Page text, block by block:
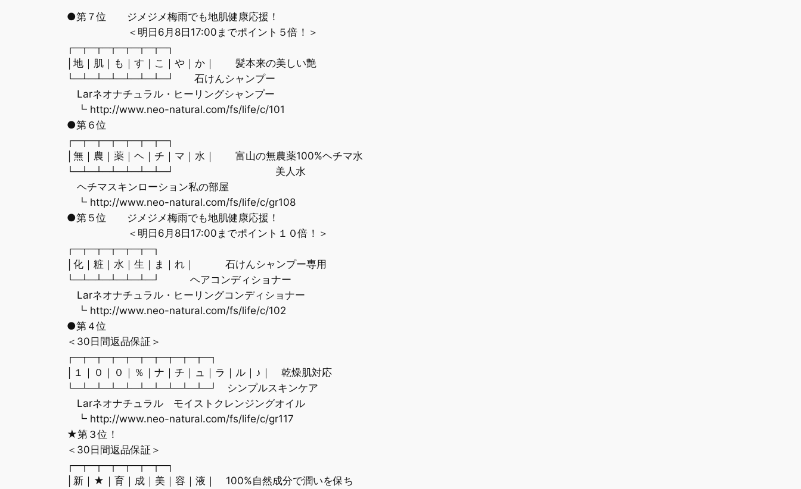
●第７位 ジメジメ梅雨でも地肌健康応援！
＜明日6月8日17:00までポイント５倍！＞
┌─┬─┬─┬─┬─┬─┬─┐
│地｜肌｜も｜す｜こ｜や｜か｜ 髪本来の美しい艶
└─┴─┴─┴─┴─┴─┴─┘ 石けんシャンプー
Larネオナチュラル・ヒーリングシャンプー
┗ http://www.neo-natural.com/fs/life/c/101
●第６位
┌─┬─┬─┬─┬─┬─┬─┐
│無｜農｜薬｜ヘ｜チ｜マ｜水｜ 富山の無農薬100%ヘチマ水
└─┴─┴─┴─┴─┴─┴─┘ 美人水
ヘチマスキンローション私の部屋
┗ http://www.neo-natural.com/fs/life/c/gr108
●第５位 ジメジメ梅雨でも地肌健康応援！
＜明日6月8日17:00までポイント１０倍！＞
┌─┬─┬─┬─┬─┬─┐
│化｜粧｜水｜生｜ま｜れ｜ 石けんシャンプー専用
└─┴─┴─┴─┴─┴─┘ ヘアコンディショナー
Larネオナチュラル・ヒーリングコンディショナー
┗ http://www.neo-natural.com/fs/life/c/102
●第４位
＜30日間返品保証＞
┌─┬─┬─┬─┬─┬─┬─┬─┬─┬─┐
│１｜０｜０｜％｜ナ｜チ｜ュ｜ラ｜ル｜♪｜ 乾燥肌対応
└─┴─┴─┴─┴─┴─┴─┴─┴─┴─┘ シンプルスキンケア
Larネオナチュラル モイストクレンジングオイル
┗ http://www.neo-natural.com/fs/life/c/gr117
★第３位！
＜30日間返品保証＞
┌─┬─┬─┬─┬─┬─┬─┐
│新｜★｜育｜成｜美｜容｜液｜ 100%自然成分で潤いを保ち